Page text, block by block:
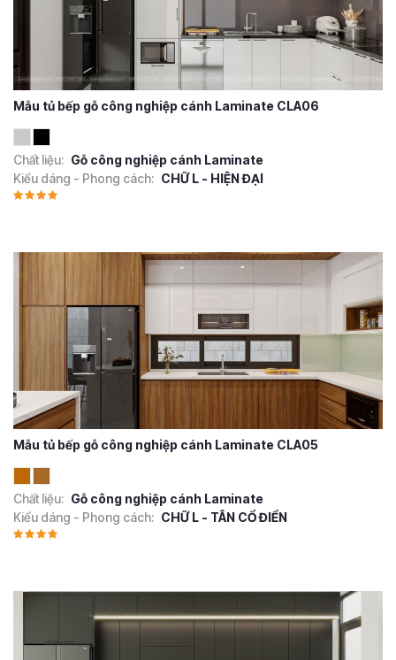
Mẫu tủ bếp gỗ công nghiệp cánh Laminate CLA06
Chất liệu: Gỗ công nghiệp cánh Laminate
Kiểu dáng - Phong cách: CHỮ L - HIỆN ĐẠI
Mẫu tủ bếp gỗ công nghiệp cánh Laminate CLA05
Chất liệu: Gỗ công nghiệp cánh Laminate
Kiểu dáng - Phong cách: CHỮ L - TÂN CỔ ĐIỂN